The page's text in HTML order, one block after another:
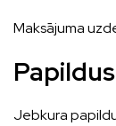
Maksājuma
Jebkura